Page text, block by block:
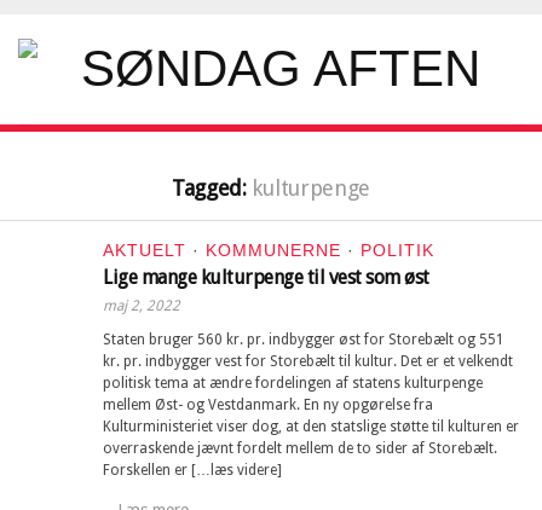
Tagged: kulturpenge
AKTUELT · KOMMUNERNE · POLITIK
Lige mange kulturpenge til vest som øst
maj 2, 2022
Staten bruger 560 kr. pr. indbygger øst for Storebælt og 551
kr. pr. indbygger vest for Storebælt til kultur. Det er et velkendt
politisk tema at ændre fordelingen af statens kulturpenge
mellem Øst- og Vestdanmark. En ny opgørelse fra
Kulturministeriet viser dog, at den statslige støtte til kulturen er
overraskende jævnt fordelt mellem de to sider af Storebælt.
Forskellen er […læs videre]